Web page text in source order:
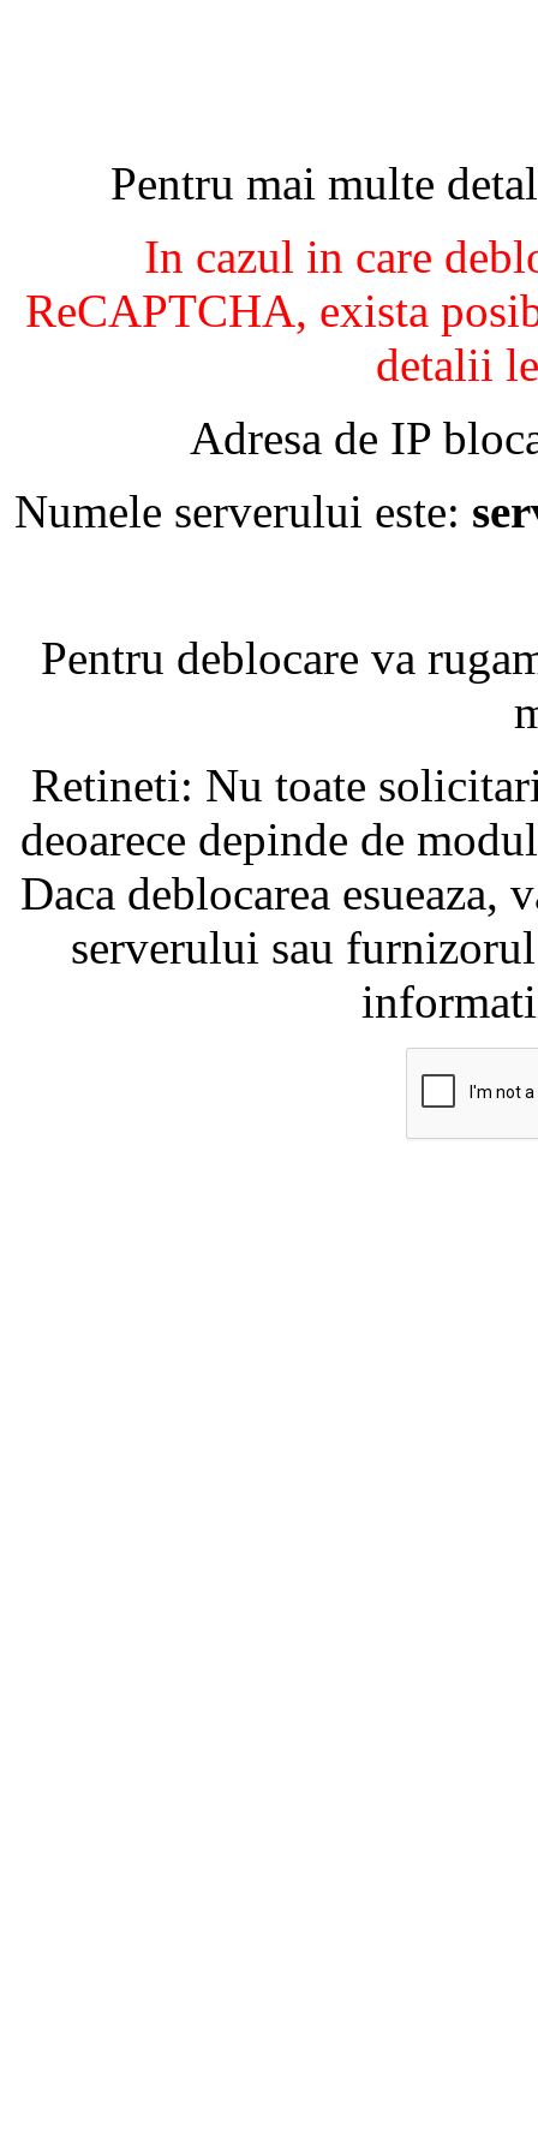
Pentru mai multe
In cazul in care
ReCAPTCHA, exista
detalii
Adresa de IP
Numele serverului este:
Pentru deblocare va
Retineti: Nu toate
deoarece depinde de
Daca deblocarea
serverului sau